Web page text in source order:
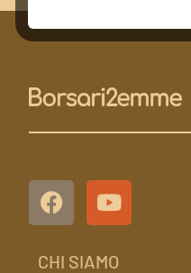
CHI SIAMO